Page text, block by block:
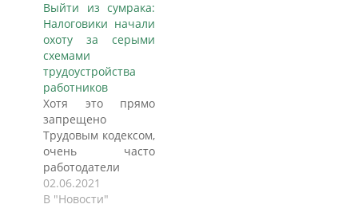
мораторий на
налоговые
проверки и сроки
подачи
деклараций,
следует из
постановления
кабмина.
Правительство
предоставило
бизнесу отсрочку
налогам и
страховым взносам,
Выйти из сумрака:
Налоговики начали
охоту за серыми
схемами
трудоустройства
работников
Хотя это прямо
запрещено
Трудовым кодексом,
очень часто
работодатели
вместо
стандартного
02.06.2021
В "Новости"